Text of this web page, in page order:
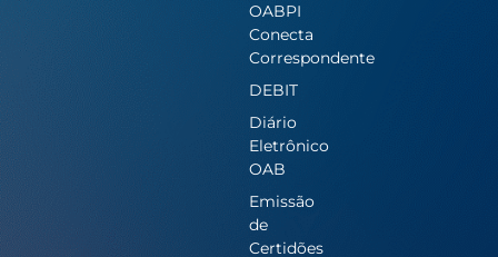
OABPI
Conecta
Correspondente
DEBIT
Diário
Eletrônico
OAB
Emissão
de
Certidões